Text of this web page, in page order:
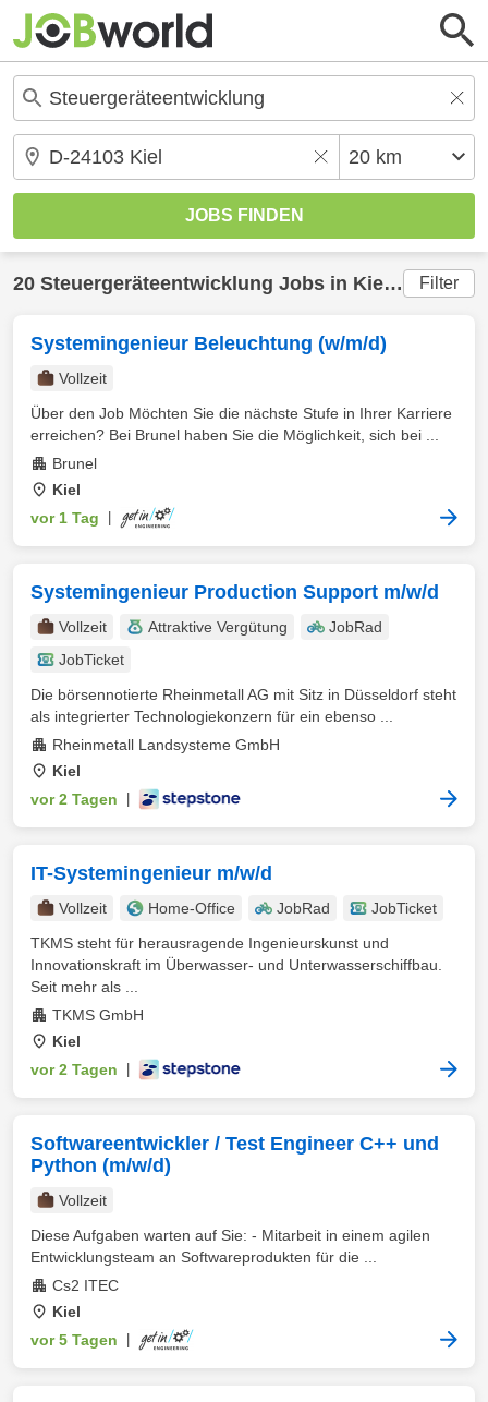
20 Steuergeräteentwicklung Jobs in Kiel (20 km)
Filter
Systemingenieur Beleuchtung (w/m/d)
Vollzeit
Über den Job Möchten Sie die nächste Stufe in Ihrer Karriere
erreichen? Bei Brunel haben Sie die Möglichkeit, sich bei ...
Brunel
Kiel
vor 1 Tag
Systemingenieur Production Support m/w/d
Vollzeit Attraktive Vergütung
JobRad
JobTicket
Die börsennotierte Rheinmetall AG mit Sitz in Düsseldorf steht
als integrierter Technologiekonzern für ein ebenso ...
Rheinmetall Landsysteme GmbH
Kiel
vor 2 Tagen
IT-Systemingenieur m/w/d
Vollzeit Home-Office JobRad
JobTicket
TKMS steht für herausragende Ingenieurskunst und
Innovationskraft im Überwasser- und Unterwasserschiffbau.
Seit mehr als ...
TKMS GmbH
Kiel
vor 2 Tagen
Softwareentwickler / Test Engineer C++ und
Python (m/w/d)
Vollzeit
Diese Aufgaben warten auf Sie: - Mitarbeit in einem agilen
Entwicklungsteam an Softwareprodukten für die ...
Cs2 ITEC
Kiel
vor 5 Tagen